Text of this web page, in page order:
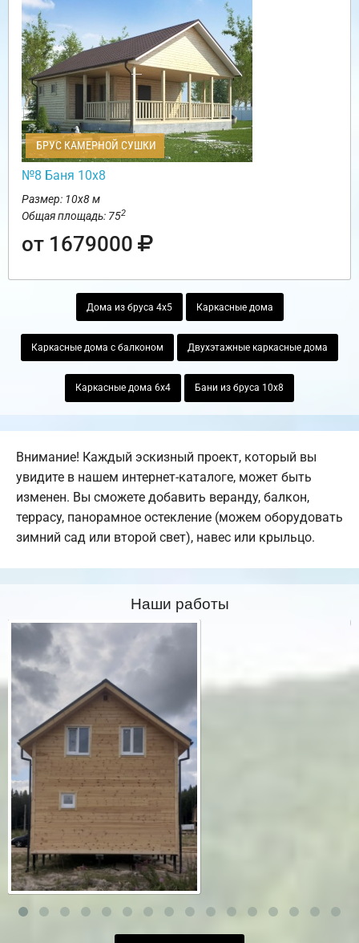
БРУС КАМЕРНОЙ СУШКИ
№8 Баня 10х8
Размер: 10х8 м
Общая площадь: 752
от 1679000
Дома из бруса 4х5 Каркасные дома
Каркасные дома с балконом Двухэтажные каркасные дома
Каркасные дома 6х4 Бани из бруса 10х8
Внимание! Каждый эскизный проект, который вы
увидите в нашем интернет-каталоге, может быть
изменен. Вы сможете добавить веранду, балкон,
террасу, панорамное остекление (можем оборудовать
зимний сад или второй свет), навес или крыльцо.
Наши работы